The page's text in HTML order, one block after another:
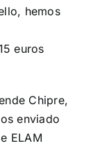
hemos
euros
Chipre,
enviado
ELAM